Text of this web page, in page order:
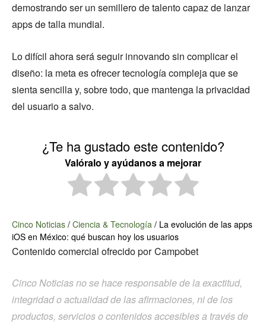
demostrando ser un semillero de talento capaz de lanzar
apps de talla mundial.
Lo difícil ahora será seguir innovando sin complicar el
diseño: la meta es ofrecer tecnología compleja que se
sienta sencilla y, sobre todo, que mantenga la privacidad
del usuario a salvo.
¿Te ha gustado este contenido?
Valóralo y ayúdanos a mejorar
Cinco Noticias / Ciencia & Tecnología / La evolución de las apps
iOS en México: qué buscan hoy los usuarios
Contenido comercial ofrecido por Campobet
Cinco Noticias no se hace responsable de la exactitud,
integridad o actualidad de las afirmaciones, ni de los
productos, servicios o contenidos accesibles a través de